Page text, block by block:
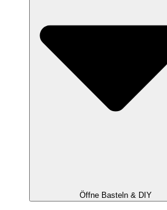
Öffne Basteln & DIY